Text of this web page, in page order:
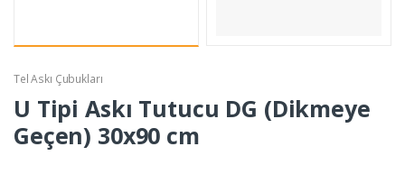
Tel Askı Çubukları
U Tipi Askı Tutucu DG (Dikmeye
Geçen) 30x90 cm